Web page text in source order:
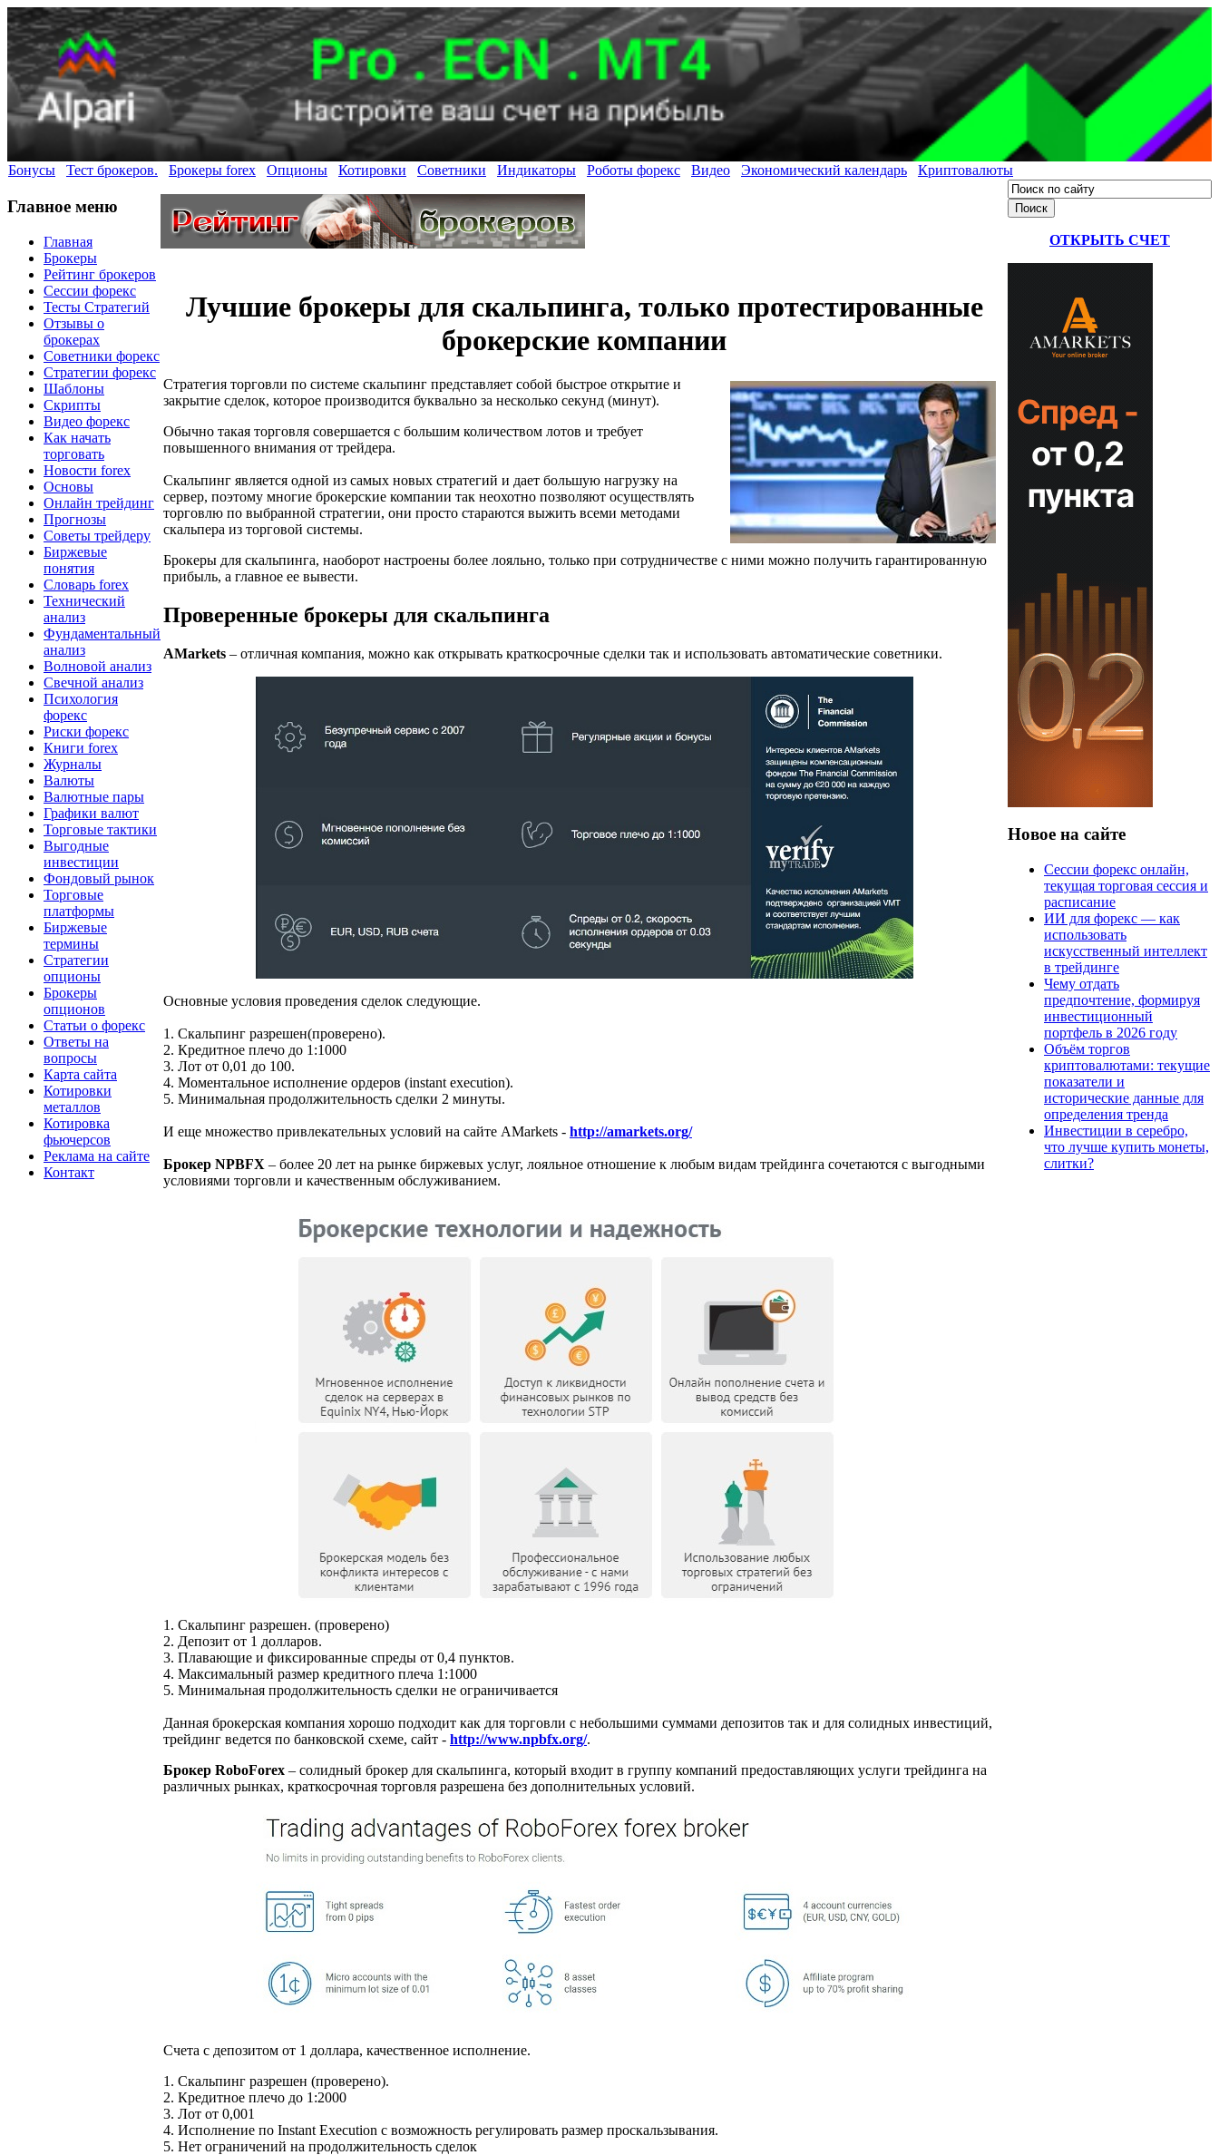
Бонусы Тест брокеров. Брокеры forex Опционы Котировки Советники Индикаторы Роботы форекс Видео Экономический календарь Криптовалюты
Главное меню
Главная
Брокеры
Рейтинг брокеров
Сессии форекс
Тесты Стратегий
Отзывы о
брокерах
Советники форекс
Стратегии форекс
Шаблоны
Скрипты
Видео форекс
Как начать
торговать
Новости forex
Основы
Онлайн трейдинг
Прогнозы
Советы трейдеру
Биржевые
понятия
Словарь forex
Технический
анализ
Фундаментальный
анализ
Волновой анализ
Свечной анализ
Психология
форекс
Риски форекс
Книги forex
Журналы
Валюты
Валютные пары
Графики валют
Торговые тактики
Выгодные
инвестиции
Фондовый рынок
Торговые
платформы
Биржевые
термины
Стратегии
опционы
Брокеры
опционов
Статьи о форекс
Ответы на
вопросы
Карта сайта
Котировки
металлов
Котировка
фьючерсов
Реклама на сайте
Контакт
Лучшие брокеры для скальпинга, только протестированные
брокерские компании
Стратегия торговли по системе скальпинг представляет собой быстрое открытие и
закрытие сделок, которое производится буквально за несколько секунд (минут).
Обычно такая торговля совершается с большим количеством лотов и требует
повышенного внимания от трейдера.
Скальпинг является одной из самых новых стратегий и дает большую нагрузку на
сервер, поэтому многие брокерские компании так неохотно позволяют осуществлять
торговлю по выбранной стратегии, они просто стараются выжить всеми методами
скальпера из торговой системы.
Брокеры для скальпинга, наоборот настроены более лояльно, только при сотрудничестве с ними можно получить гарантированную
прибыль, а главное ее вывести.
Проверенные брокеры для скальпинга
AMarkets – отличная компания, можно как открывать краткосрочные сделки так и использовать автоматические советники.
Основные условия проведения сделок следующие.
1. Скальпинг разрешен(проверено).
2. Кредитное плечо до 1:1000
3. Лот от 0,01 до 100.
4. Моментальное исполнение ордеров (instant execution).
5. Минимальная продолжительность сделки 2 минуты.
И еще множество привлекательных условий на сайте AMarkets - http://amarkets.org/
Брокер NPBFX – более 20 лет на рынке биржевых услуг, лояльное отношение к любым видам трейдинга сочетаются с выгодными
условиями торговли и качественным обслуживанием.
1. Скальпинг разрешен. (проверено)
2. Депозит от 1 долларов.
3. Плавающие и фиксированные спреды от 0,4 пунктов.
4. Максимальный размер кредитного плеча 1:1000
5. Минимальная продолжительность сделки не ограничивается
Данная брокерская компания хорошо подходит как для торговли с небольшими суммами депозитов так и для солидных инвестиций,
трейдинг ведется по банковской схеме, сайт - http://www.npbfx.org/.
Брокер RoboForex – солидный брокер для скальпинга, который входит в группу компаний предоставляющих услуги трейдинга на
различных рынках, краткосрочная торговля разрешена без дополнительных условий.
Счета с депозитом от 1 доллара, качественное исполнение.
1. Скальпинг разрешен (проверено).
2. Кредитное плечо до 1:2000
3. Лот от 0,001
4. Исполнение по Instant Execution с возможность регулировать размер проскальзывания.
5. Нет ограничений на продолжительность сделок
ОТКРЫТЬ СЧЕТ
Новое на сайте
Сессии форекс онлайн,
текущая торговая сессия и
расписание
ИИ для форекс — как
использовать
искусственный интеллект
в трейдинге
Чему отдать
предпочтение, формируя
инвестиционный
портфель в 2026 году
Объём торгов
криптовалютами: текущие
показатели и
исторические данные для
определения тренда
Инвестиции в серебро,
что лучше купить монеты,
слитки?